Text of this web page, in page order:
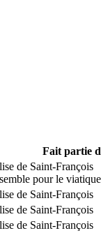
Fait partie
de Saint-François
pour le viatique
de Saint-François
de Saint-François
de Saint-François